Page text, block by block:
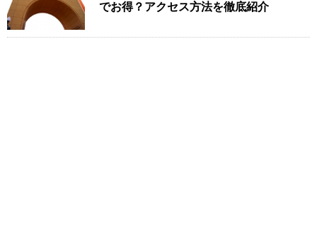
でお得？アクセス方法を徹底紹介